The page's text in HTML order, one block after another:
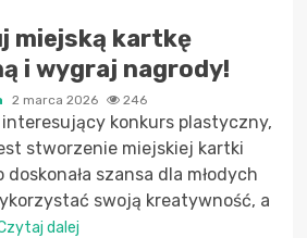
miejską kartkę
i wygraj nagrody!
2 marca 2026 246
konkurs plastyczny,
stworzenie miejskiej kartki
szansa dla młodych
swoją kreatywność, a
dalej